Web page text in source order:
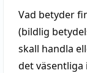
Vad betyder
(bildlig
skall handla
det väsentliga